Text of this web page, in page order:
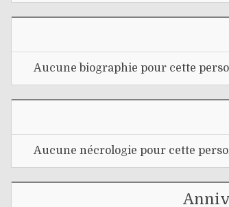
Aucune biographie pour cette
Aucune nécrologie pour cette